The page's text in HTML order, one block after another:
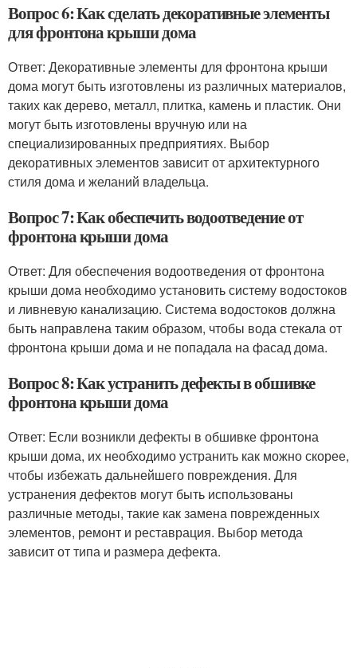
Вопрос 6: Как сделать декоративные элементы
для фронтона крыши дома
Ответ: Декоративные элементы для фронтона крыши
дома могут быть изготовлены из различных материалов,
таких как дерево, металл, плитка, камень и пластик. Они
могут быть изготовлены вручную или на
специализированных предприятиях. Выбор
декоративных элементов зависит от архитектурного
стиля дома и желаний владельца.
Вопрос 7: Как обеспечить водоотведение от
фронтона крыши дома
Ответ: Для обеспечения водоотведения от фронтона
крыши дома необходимо установить систему водостоков
и ливневую канализацию. Система водостоков должна
быть направлена таким образом, чтобы вода стекала от
фронтона крыши дома и не попадала на фасад дома.
Вопрос 8: Как устранить дефекты в обшивке
фронтона крыши дома
Ответ: Если возникли дефекты в обшивке фронтона
крыши дома, их необходимо устранить как можно скорее,
чтобы избежать дальнейшего повреждения. Для
устранения дефектов могут быть использованы
различные методы, такие как замена поврежденных
элементов, ремонт и реставрация. Выбор метода
зависит от типа и размера дефекта.